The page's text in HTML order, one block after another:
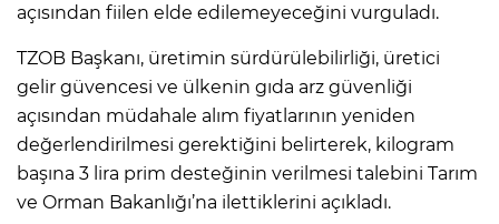
açısından fiilen elde edilemeyeceğini vurguladı.
TZOB Başkanı, üretimin sürdürülebilirliği, üretici
gelir güvencesi ve ülkenin gıda arz güvenliği
açısından müdahale alım fiyatlarının yeniden
değerlendirilmesi gerektiğini belirterek, kilogram
başına 3 lira prim desteğinin verilmesi talebini Tarım
ve Orman Bakanlığı’na ilettiklerini açıkladı.